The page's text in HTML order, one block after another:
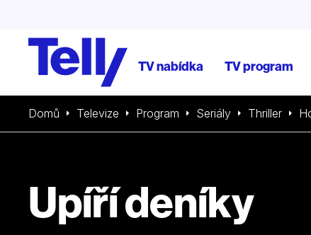
TV nabídka TV program
Domů Televize Program Seriály Thriller
Upíří deníky